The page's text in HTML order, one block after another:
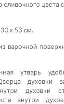
сливочного цвета
x 53 см.
варочной
утварь
духовки
духовки
внутри